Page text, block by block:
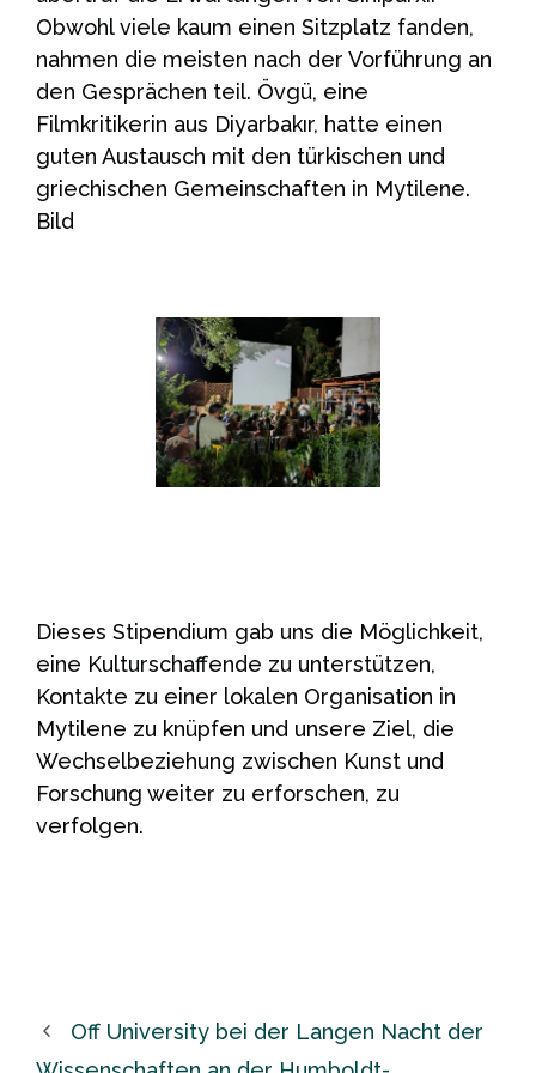
Obwohl viele kaum einen Sitzplatz fanden,
nahmen die meisten nach der Vorführung an
den Gesprächen teil. Övgü, eine
Filmkritikerin aus Diyarbakır, hatte einen
guten Austausch mit den türkischen und
griechischen Gemeinschaften in Mytilene.
Bild
Dieses Stipendium gab uns die Möglichkeit,
eine Kulturschaffende zu unterstützen,
Kontakte zu einer lokalen Organisation in
Mytilene zu knüpfen und unsere Ziel, die
Wechselbeziehung zwischen Kunst und
Forschung weiter zu erforschen, zu
verfolgen.
Off University bei der Langen Nacht der